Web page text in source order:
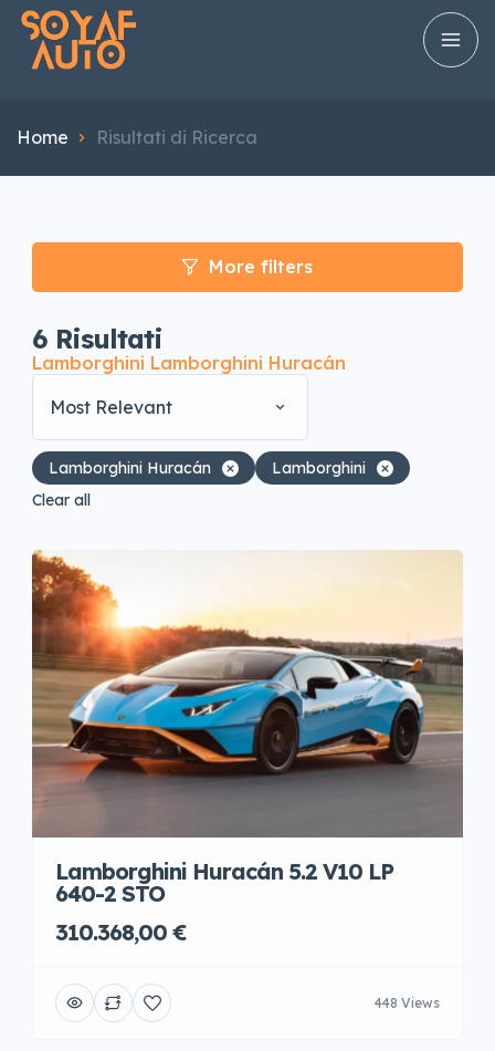
Home Risultati di Ricerca
More filters
6 Risultati
Lamborghini Lamborghini Huracán
Most Relevant
Lamborghini Huracán
Lamborghini
Clear all
Lamborghini Huracán 5.2 V10 LP
640-2 STO
310.368,00 €
448 Views